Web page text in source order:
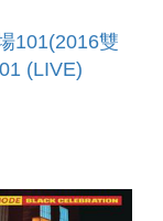
101(2016雙
(LIVE)